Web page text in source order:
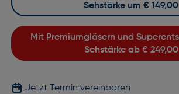
Mit Premiumgläsern und Superentspiegelung in
Sehstärke ab € 249,00
Sehstärke um € 149,00
Jetzt Termin vereinbaren